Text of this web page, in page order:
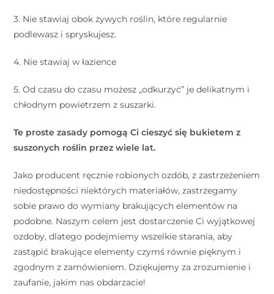
3. Nie stawiaj obok żywych roślin, które regularnie
podlewasz i spryskujesz.
4. Nie stawiaj w łazience
5. Od czasu do czasu możesz „odkurzyć” je delikatnym i
chłodnym powietrzem z suszarki.
Te proste zasady pomogą Ci cieszyć się bukietem z
suszonych roślin przez wiele lat.
Jako producent ręcznie robionych ozdób, z zastrzeżeniem
niedostępności niektórych materiałów, zastrzegamy
sobie prawo do wymiany brakujących elementów na
podobne. Naszym celem jest dostarczenie Ci wyjątkowej
ozdoby, dlatego podejmiemy wszelkie starania, aby
zastąpić brakujące elementy czymś równie pięknym i
zgodnym z zamówieniem. Dziękujemy za zrozumienie i
zaufanie, jakim nas obdarzacie!